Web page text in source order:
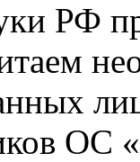
РФ
ОС